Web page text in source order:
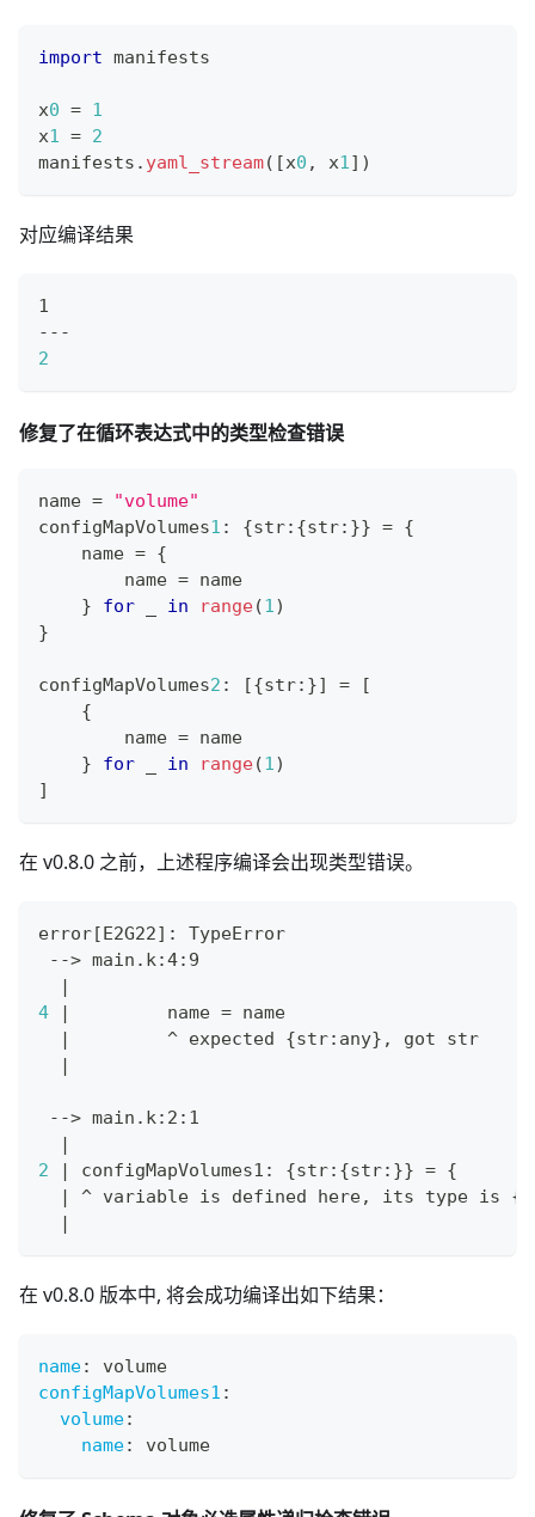
import manifests
x0 = 1
x1 = 2
manifests . yaml_stream( [x0 , x1] )
对应编译结果
1
---
2
修复了在循环表达式中的类型检查错误
name =
"volume"
configMapVolumes1 : {str: {str: }} = {
    name
= {
        name
= name
}
for in range(1)
}
configMapVolumes2 : [{str: }] =
[
{
        name
= name
}
for in range(1)
]
在 v0.8.0 之前，上述程序编译会出现类型错误。
error[E2G22] : TypeError
--> main.k:4:9
|
4
|
         name
= name
|
         ^ expected
{str:any} , got str
|
--> main.k:2:1
|
2
| configMapVolumes1: {str: {str: }} = {
|
^ variable is defined here, its type is {
|
在 v0.8.0 版本中, 将会成功编译出如下结果：
name:
volume
configMapVolumes1 :
volume:
name: volume